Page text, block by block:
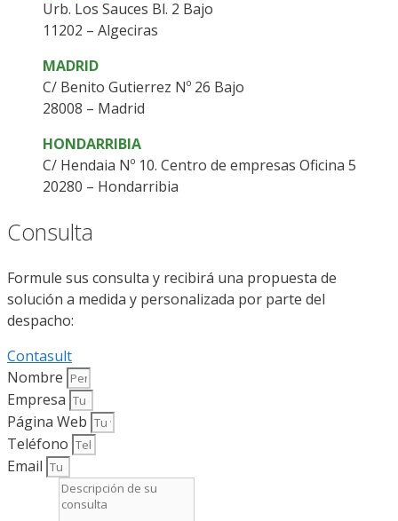
Urb. Los Sauces Bl. 2 Bajo
11202 – Algeciras
MADRID
C/ Benito Gutierrez Nº 26 Bajo
28008 – Madrid
HONDARRIBIA
C/ Hendaia Nº 10. Centro de empresas Oficina 5
20280 – Hondarribia
Consulta
Formule sus consulta y recibirá una propuesta de
solución a medida y personalizada por parte del
despacho:
Contasult
Nombre
Empresa
Página Web
Teléfono
Email